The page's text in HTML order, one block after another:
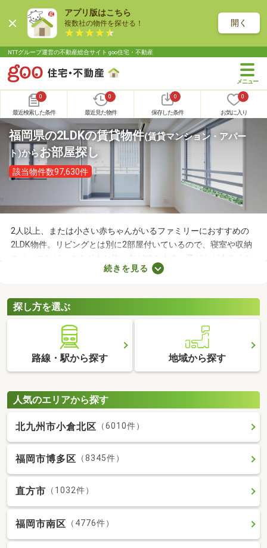
アプリ版はこちら
複数社の物件を探せる！ 開く
NTTグループ運営の不動産総合サイト goo住宅・不動産
0
最近検索した条件
0
最近見た物件
0
保存した条件
0
お気に入り
福岡県の2LDKの賃貸物件(賃貸マンション・アパー
ト)からお部屋探し
該当物件数97,630件
2人以上、または小さい赤ちゃんがいるファミリーにおすすめの
2LDK物件。リビングとは別に2部屋付いているので、寝室や収納
スペースなど、さまざまな使い方ができます。子どもが大きくな
れば子ども部屋にもできるので、長く住めることも魅力です。こ
チェックして、希望にぴったりな物件を見つけましょう。
続きを見る
探し方を選ぶ
路線・駅から探す 地域から探す
人気のエリアから探す
北九州市小倉北区 （6010件）
福岡市博多区 （8345件）
直方市 （1032件）
福岡市南区 （4776件）